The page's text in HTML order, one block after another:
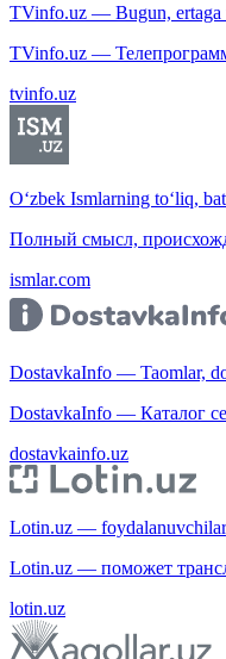
TVinfo.uz — Bugun, ertaga
TVinfo.uz —
tvinfo.uz
O‘zbek Ismlarning to‘liq,
Полный смысл,
ismlar.com
DostavkaInfo — Taomlar,
DostavkaInfo — Каталог
dostavkainfo.uz
Lotin.uz —
Lotin.uz — поможет
lotin.uz